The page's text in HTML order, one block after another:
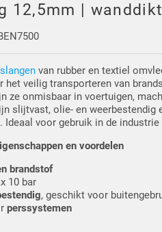
12,5mm |
van rubber en textiel
het veilig transporteren van
ze onmisbaar in voertuigen,
slijtvast, olie- en weerbestendig
Ideaal voor gebruik in de industrie
en voordelen
brandstof
10 bar
, geschikt voor
perssystemen